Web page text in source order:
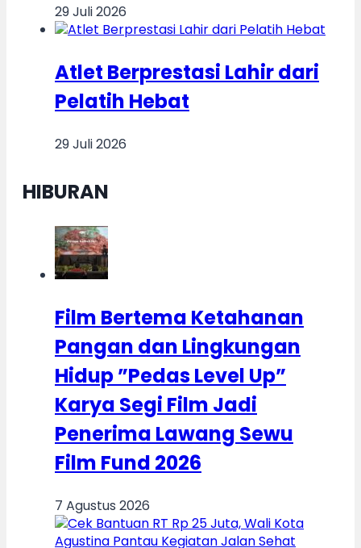
29 Juli 2026
Atlet Berprestasi Lahir dari
Pelatih Hebat
29 Juli 2026
HIBURAN
Film Bertema Ketahanan
Pangan dan Lingkungan
Hidup ”Pedas Level Up”
Karya Segi Film Jadi
Penerima Lawang Sewu
Film Fund 2026
7 Agustus 2026